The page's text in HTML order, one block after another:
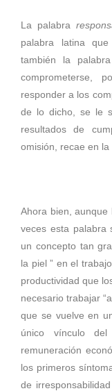
La palabra
palabra latina
también la palabra
comprometerse,
responder a los
de lo dicho, se le
resultados de
omisión, recae en la
Ahora bien, aunque
veces esta palabra
un concepto tan
la piel ” en el
productividad que
necesario trabajar
que se vuelve en
único vínculo
remuneración
los primeros
de